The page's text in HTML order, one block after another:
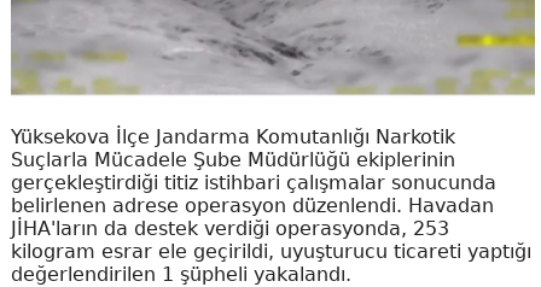
Yüksekova İlçe Jandarma Komutanlığı Narkotik
Suçlarla Mücadele Şube Müdürlüğü ekiplerinin
gerçekleştirdiği titiz istihbari çalışmalar sonucunda
belirlenen adrese operasyon düzenlendi. Havadan
JİHA'ların da destek verdiği operasyonda, 253
kilogram esrar ele geçirildi, uyuşturucu ticareti yaptığı
değerlendirilen 1 şüpheli yakalandı.